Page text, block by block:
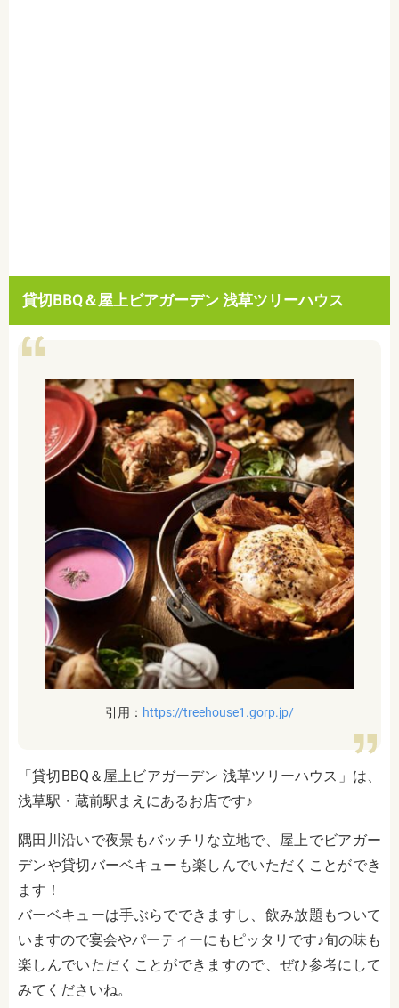
貸切BBQ＆屋上ビアガーデン 浅草ツリーハウス
引用： https://treehouse1.gorp.jp/
「貸切BBQ＆屋上ビアガーデン 浅草ツリーハウス」は、
浅草駅・蔵前駅まえにあるお店です♪
隅田川沿いで夜景もバッチリな立地で、屋上でビアガー
デンや貸切バーベキューも楽しんでいただくことができ
ます！
バーベキューは手ぶらでできますし、飲み放題もついて
いますので宴会やパーティーにもピッタリです♪旬の味も
楽しんでいただくことができますので、ぜひ参考にして
みてくださいね。